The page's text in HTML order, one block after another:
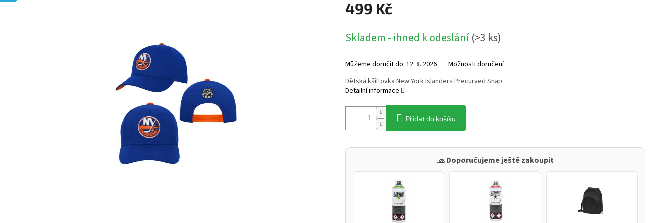
499 Kč
cena:
Skladem - ihned k odeslání(>3 ks)
Můžeme doručit do: 12. 8. 2026 Možnosti doručení
Přidat do košíku
🧢 Doporučujeme ještě zakoupit
Dětská kšiltovka New York Islanders Precurved Snap
Detailní informace